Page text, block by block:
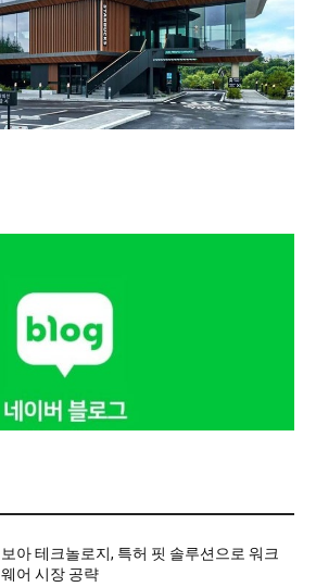
보아 테크놀로지, 특허 핏 솔루션으로 워크
웨어 시장 공략